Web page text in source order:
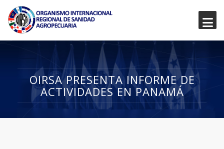
OIRSA PRESENTA INFORME DE
ACTIVIDADES EN PANAMÁ